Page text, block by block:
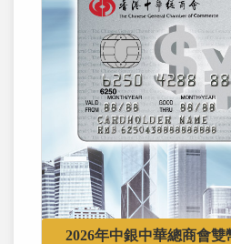
2026年中銀中華總商會